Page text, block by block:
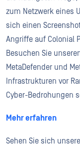
zum Netzwerk eines
sich einen
Angriffe auf Colonial
Besuchen Sie
MetaDefender und
Infrastrukturen vor
Cyber-Bedrohungen
Mehr erfahren
Sehen Sie sich